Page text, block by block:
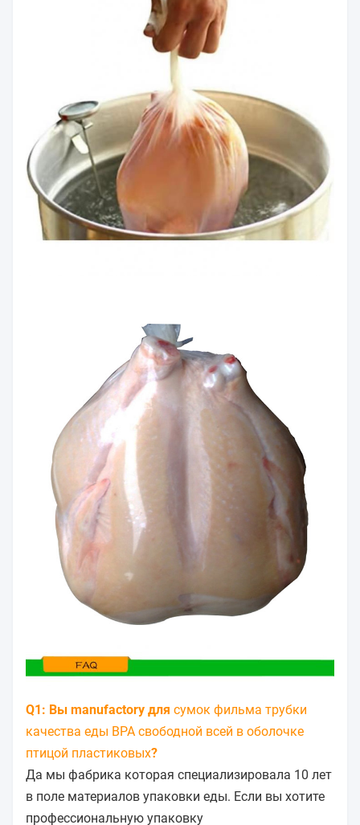
Q1: Вы manufactory для сумок фильма трубки
качества еды BPA свободной всей в оболочке
птицой пластиковых?
Да мы фабрика которая специализировала 10 лет
в поле материалов упаковки еды. Если вы хотите
профессиональную упаковку